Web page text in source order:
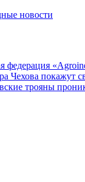
новости
федерация
Чехова покажут
трояны